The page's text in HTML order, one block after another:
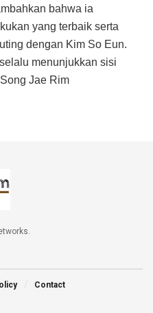
bahwa ia
yang terbaik serta
dengan Kim So Eun.
menunjukkan sisi
Jae Rim
Contact